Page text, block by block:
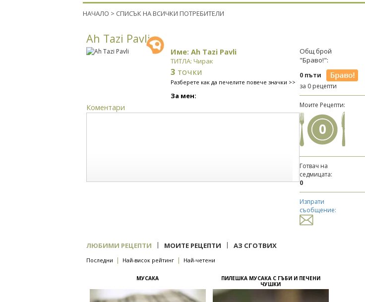
НАЧАЛО > СПИСЪК НА ВСИЧКИ ПОТРЕБИТЕЛИ
Ah Tazi Pavli
Име: Ah Tazi Pavli
ТИТЛА: Чирак
3 точки
Разберете как да печелите повече значки >>
За мен:
Коментари
Общ брой
"Браво!":
0 пъти
за 0 рецепти
Моите Рецепти:
0
Готвач на
седмицата:
0
Изпрати
съобщение:
ЛЮБИМИ РЕЦЕПТИ | МОИТЕ РЕЦЕПТИ | АЗ СГОТВИХ
Последни | Най-висок рейтинг | Най-четени
МУСАКА
ПИЛЕШКА МУСАКА С ГЪБИ И ПЕЧЕНИ
ЧУШКИ